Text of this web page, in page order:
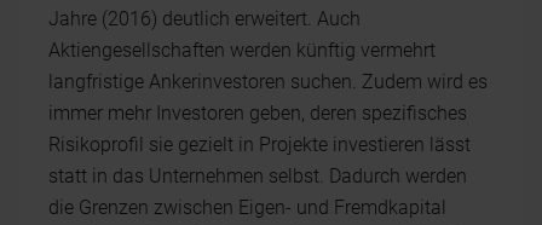
Jahre (2016) deutlich erweitert. Auch
Aktiengesellschaften werden künftig vermehrt
langfristige Ankerinvestoren suchen. Zudem wird es
immer mehr Investoren geben, deren spezifisches
Risikoprofil sie gezielt in Projekte investieren lässt
statt in das Unternehmen selbst. Dadurch werden
die Grenzen zwischen Eigen- und Fremdkapital